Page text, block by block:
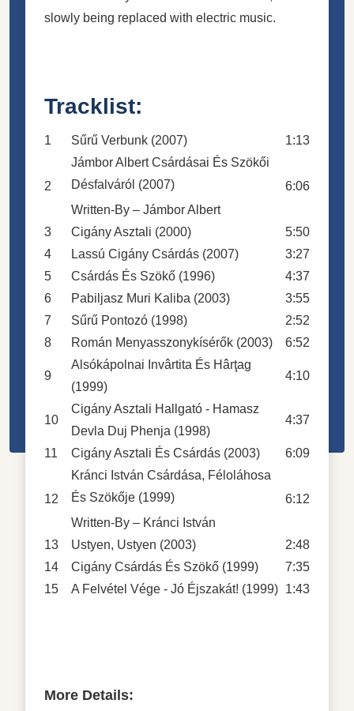
slowly being replaced with electric music.
Tracklist:
1 Sűrű Verbunk (2007) 1:13
2
Jámbor Albert Csárdásai És Szökői
Désfalváról (2007)
Written-By – Jámbor Albert
6:06
3 Cigány Asztali (2000)
5:50
4
Lassú Cigány Csárdás (2007)
3:27
5
Csárdás És Szökő (1996)
4:37
6
Pabiljasz Muri Kaliba (2003)
3:55
7
Sűrű Pontozó (1998)
2:52
8
Román Menyasszonykísérők (2003) 6:52
9
Alsókápolnai Invârtita És Hârţag
(1999)
4:10
10
Cigány Asztali Hallgató - Hamasz
Devla Duj Phenja (1998)
4:37
11 Cigány Asztali És Csárdás (2003) 6:09
12
Kránci István Csárdása, Féloláhosa
És Szökője (1999)
Written-By – Kránci István
6:12
13 Ustyen, Ustyen (2003)
2:48
14
Cigány Csárdás És Szökő (1999)
7:35
15 A Felvétel Vége - Jó Éjszakát! (1999) 1:43
More Details: